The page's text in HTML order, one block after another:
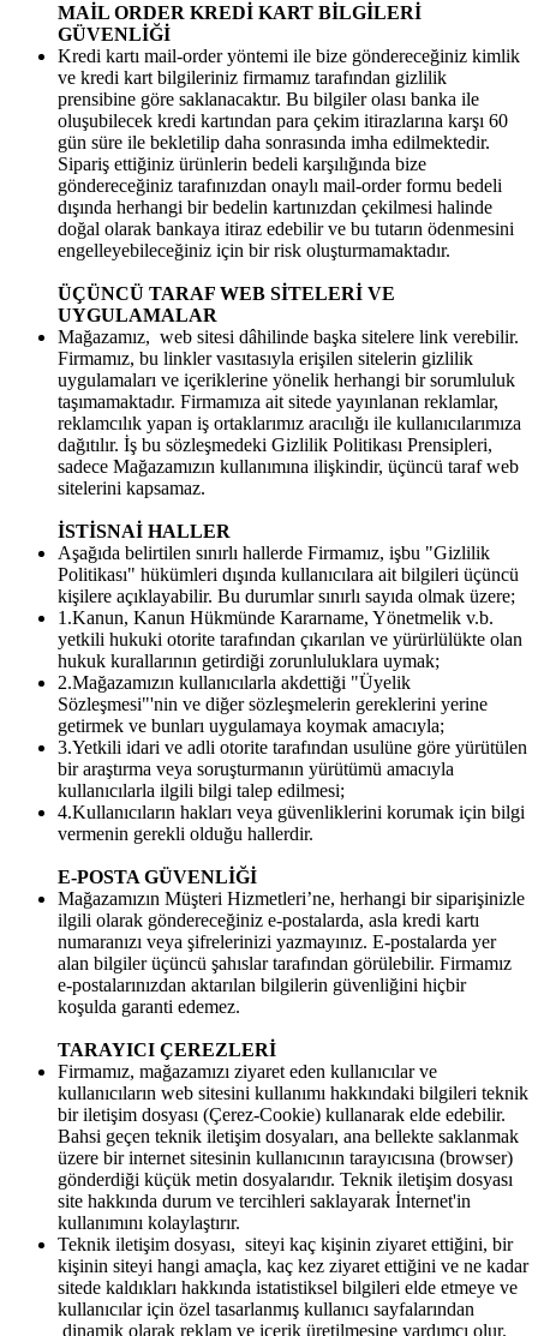
MAİL ORDER KREDİ KART BİLGİLERİ
GÜVENLİĞİ
Kredi kartı mail-order yöntemi ile bize göndereceğiniz kimlik
ve kredi kart bilgileriniz firmamız tarafından gizlilik
prensibine göre saklanacaktır. Bu bilgiler olası banka ile
oluşubilecek kredi kartından para çekim itirazlarına karşı 60
gün süre ile bekletilip daha sonrasında imha edilmektedir.
Sipariş ettiğiniz ürünlerin bedeli karşılığında bize
göndereceğiniz tarafınızdan onaylı mail-order formu bedeli
dışında herhangi bir bedelin kartınızdan çekilmesi halinde
doğal olarak bankaya itiraz edebilir ve bu tutarın ödenmesini
engelleyebileceğiniz için bir risk oluşturmamaktadır.
ÜÇÜNCÜ TARAF WEB SİTELERİ VE
UYGULAMALAR
Mağazamız, web sitesi dâhilinde başka sitelere link verebilir.
Firmamız, bu linkler vasıtasıyla erişilen sitelerin gizlilik
uygulamaları ve içeriklerine yönelik herhangi bir sorumluluk
taşımamaktadır. Firmamıza ait sitede yayınlanan reklamlar,
reklamcılık yapan iş ortaklarımız aracılığı ile kullanıcılarımıza
dağıtılır. İş bu sözleşmedeki Gizlilik Politikası Prensipleri,
sadece Mağazamızın kullanımına ilişkindir, üçüncü taraf web
sitelerini kapsamaz.
İSTİSNAİ HALLER
Aşağıda belirtilen sınırlı hallerde Firmamız, işbu "Gizlilik
Politikası" hükümleri dışında kullanıcılara ait bilgileri üçüncü
kişilere açıklayabilir. Bu durumlar sınırlı sayıda olmak üzere;
1.Kanun, Kanun Hükmünde Kararname, Yönetmelik v.b.
yetkili hukuki otorite tarafından çıkarılan ve yürürlülükte olan
hukuk kurallarının getirdiği zorunluluklara uymak;
2.Mağazamızın kullanıcılarla akdettiği "Üyelik
Sözleşmesi"'nin ve diğer sözleşmelerin gereklerini yerine
getirmek ve bunları uygulamaya koymak amacıyla;
3.Yetkili idari ve adli otorite tarafından usulüne göre yürütülen
bir araştırma veya soruşturmanın yürütümü amacıyla
kullanıcılarla ilgili bilgi talep edilmesi;
4.Kullanıcıların hakları veya güvenliklerini korumak için bilgi
vermenin gerekli olduğu hallerdir.
E-POSTA GÜVENLİĞİ
Mağazamızın Müşteri Hizmetleri’ne, herhangi bir siparişinizle
ilgili olarak göndereceğiniz e-postalarda, asla kredi kartı
numaranızı veya şifrelerinizi yazmayınız. E-postalarda yer
alan bilgiler üçüncü şahıslar tarafından görülebilir. Firmamız
e-postalarınızdan aktarılan bilgilerin güvenliğini hiçbir
koşulda garanti edemez.
TARAYICI ÇEREZLERİ
Firmamız, mağazamızı ziyaret eden kullanıcılar ve
kullanıcıların web sitesini kullanımı hakkındaki bilgileri teknik
bir iletişim dosyası (Çerez-Cookie) kullanarak elde edebilir.
Bahsi geçen teknik iletişim dosyaları, ana bellekte saklanmak
üzere bir internet sitesinin kullanıcının tarayıcısına (browser)
gönderdiği küçük metin dosyalarıdır. Teknik iletişim dosyası
site hakkında durum ve tercihleri saklayarak İnternet'in
kullanımını kolaylaştırır.
Teknik iletişim dosyası, siteyi kaç kişinin ziyaret ettiğini, bir
kişinin siteyi hangi amaçla, kaç kez ziyaret ettiğini ve ne kadar
sitede kaldıkları hakkında istatistiksel bilgileri elde etmeye ve
kullanıcılar için özel tasarlanmış kullanıcı sayfalarından
dinamik olarak reklam ve içerik üretilmesine yardımcı olur.